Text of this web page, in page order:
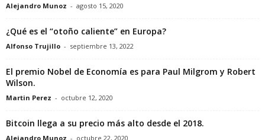
Alejandro Munoz - agosto 15, 2020
¿Qué es el “otoño caliente” en Europa?
Alfonso Trujillo - septiembre 13, 2022
El premio Nobel de Economía es para Paul Milgrom y Robert
Wilson.
Martin Perez - octubre 12, 2020
Bitcoin llega a su precio más alto desde el 2018.
Alejandro Munoz - octubre 22, 2020